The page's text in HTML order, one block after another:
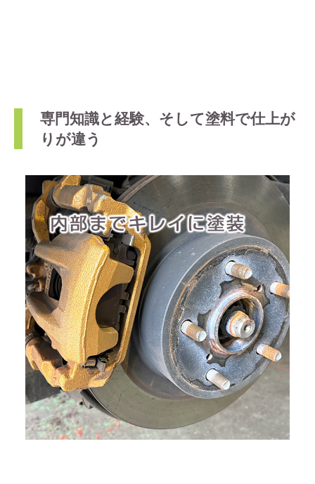
専門知識と経験、そして塗料で仕上が
りが違う